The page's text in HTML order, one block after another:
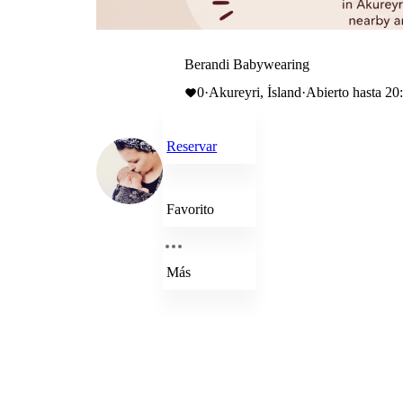
Berandi Babywearing
0·Akureyri, Ísland·Abierto hasta
Reservar
Favorito
Más